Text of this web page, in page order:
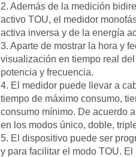
2. Además de la medición
activo TOU, el medidor
activa inversa y de la energía
3. Aparte de mostrar la hora y
visualización en tiempo real
potencia y frecuencia.
4. El medidor puede llevar a
tiempo de máximo consumo,
consumo mínimo. De acuerdo
en los modos único, doble,
5. El dispositivo puede ser
y para facilitar el modo TOU.